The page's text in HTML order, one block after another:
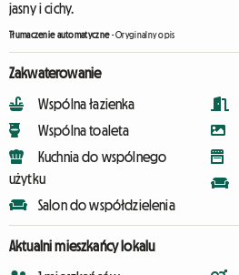
jasny i cichy.
Tłumaczenie automatyczne-Oryginalny opis
Zakwaterowanie
Wspólna łazienka
Wspólna toaleta
Kuchnia do wspólnego
użytku
Salon do współdzielenia
Aktualni mieszkańcy lokalu